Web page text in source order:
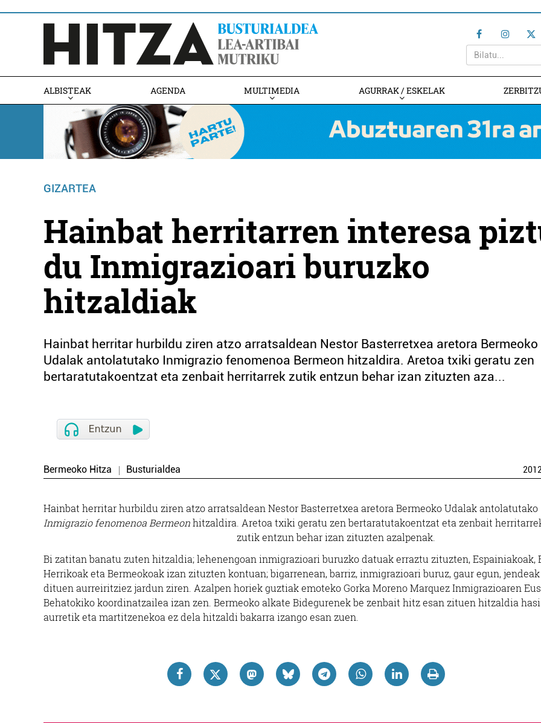
ALBISTEAK AGENDA MULTIMEDIA AGURRAK / ESKELAK
GIZARTEA
Hainbat herritarren interesa
du Inmigrazioari buruzko
hitzaldiak
Hainbat herritar hurbildu ziren atzo arratsaldean Nestor Basterretxea aretora Bermeoko
Udalak antolatutako Inmigrazio fenomenoa Bermeon hitzaldira. Aretoa txiki geratu zen
bertaratutakoentzat eta zenbait herritarrek zutik entzun behar izan zituzten aza...
Bermeoko Hitza Busturialdea 2012
Hainbat herritar hurbildu ziren atzo arratsaldean Nestor Basterretxea aretora Bermeoko Udalak antolatutako
Inmigrazio fenomenoa Bermeonhitzaldira. Aretoa txiki geratu zen bertaratutakoentzat eta zenbait
zutik entzun behar izan zituzten azalpenak.
Bi zatitan banatu zuten hitzaldia; lehenengoan inmigrazioari buruzko datuak erraztu zituzten, Espainiakoak,
Herrikoak eta Bermeokoak izan zituzten kontuan; bigarrenean, barriz, inmigrazioari buruz, gaur egun, jendeak
dituen aurreiritziez jardun ziren. Azalpen horiek guztiak emoteko Gorka Moreno Marquez Inmigrazioaren
Behatokiko koordinatzailea izan zen. Bermeoko alkate Bidegurenek be zenbait hitz esan zituen hitzaldia hasi
aurretik eta martitzenekoa ez dela hitzaldi bakarra izango esan zuen.